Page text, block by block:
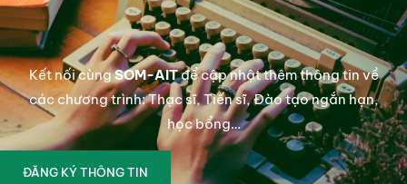
Kết nối cùngSOM-AITđể cập nhật thêm thông tin về
các chương trình: Thạc sĩ, Tiến sĩ, Đào tạo ngắn hạn,
học bổng…
ĐĂNG KÝ THÔNG TIN